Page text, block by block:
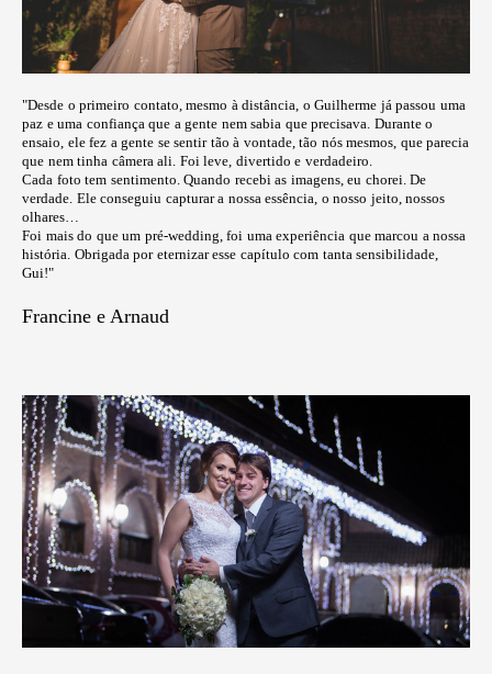
"Desde o primeiro contato, mesmo à distância, o Guilherme já passou uma
paz e uma confiança que a gente nem sabia que precisava. Durante o
ensaio, ele fez a gente se sentir tão à vontade, tão nós mesmos, que parecia
que nem tinha câmera ali. Foi leve, divertido e verdadeiro.
Cada foto tem sentimento. Quando recebi as imagens, eu chorei. De
verdade. Ele conseguiu capturar a nossa essência, o nosso jeito, nossos
olhares…
Foi mais do que um pré-wedding, foi uma experiência que marcou a nossa
história. Obrigada por eternizar esse capítulo com tanta sensibilidade,
Gui!"
Francine e Arnaud